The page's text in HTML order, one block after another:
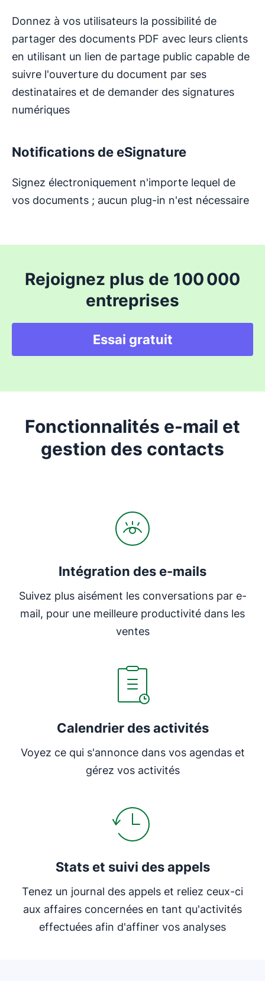
Donnez à vos utilisateurs la possibilité de
partager des documents PDF avec leurs clients
en utilisant un lien de partage public capable de
suivre l'ouverture du document par ses
destinataires et de demander des signatures
numériques
Notifications de eSignature
Signez électroniquement n'importe lequel de
vos documents ; aucun plug-in n'est nécessaire
Rejoignez plus de 100 000
entreprises
Essai gratuit
Fonctionnalités e-mail et
gestion des contacts
Intégration des e-mails
Suivez plus aisément les conversations par e-
mail, pour une meilleure productivité dans les
ventes
Calendrier des activités
Voyez ce qui s'annonce dans vos agendas et
gérez vos activités
Stats et suivi des appels
Tenez un journal des appels et reliez ceux-ci
aux affaires concernées en tant qu'activités
effectuées afin d'affiner vos analyses